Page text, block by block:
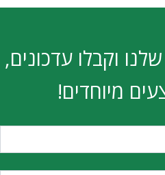
וקבלו עדכונים,
מיוחדים!